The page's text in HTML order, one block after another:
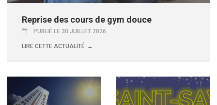
Reprise des cours de gym douce
PUBLIÉ LE 30 JUILLET 2026
LIRE CETTE ACTUALITÉ